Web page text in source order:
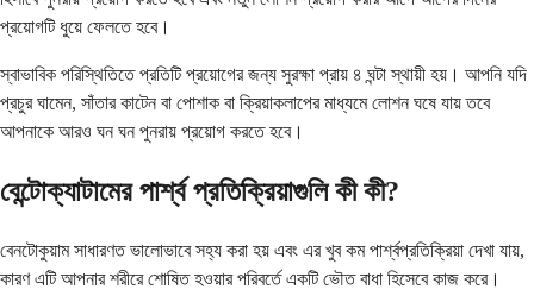
প্রয়োগটি ধুয়ে ফেলতে হবে।
স্বাভাবিক পরিস্থিতিতে প্রতিটি প্রয়োগের জন্য সুরক্ষা প্রায় ৪ ঘন্টা স্থায়ী হয়। আপনি যদি
প্রচুর ঘামেন, সাঁতার কাটেন বা পোশাক বা ক্রিয়াকলাপের মাধ্যমে লোশন ঘষে যায় তবে
আপনাকে আরও ঘন ঘন পুনরায় প্রয়োগ করতে হবে।
বেন্টোক্যাটামের পার্শ্ব প্রতিক্রিয়াগুলি কী কী?
বেনটোকুয়াম সাধারণত ভালোভাবে সহ্য করা হয় এবং এর খুব কম পার্শ্বপ্রতিক্রিয়া দেখা যায়,
কারণ এটি আপনার শরীরে শোষিত হওয়ার পরিবর্তে একটি ভৌত বাধা হিসেবে কাজ করে।